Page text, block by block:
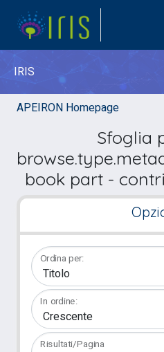
IRIS
APEIRON Homepage
Sfoglia
book part -
Ordina per:
In ordine:
Risultati/Pagina